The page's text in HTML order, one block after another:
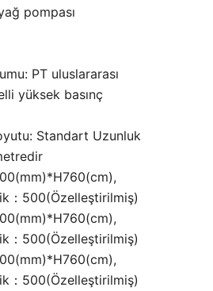
pompası
PT uluslararası
yüksek basınç
Standart Uzunluk
：500(Özelleştirilmiş)
：500(Özelleştirilmiş)
：500(Özelleştirilmiş)